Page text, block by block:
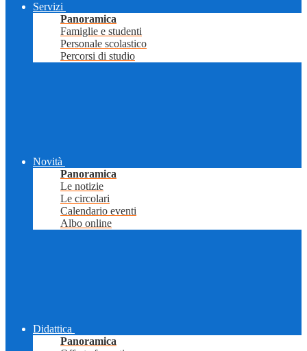
Servizi
Panoramica
Famiglie e studenti
Personale scolastico
Percorsi di studio
Novità
Panoramica
Le notizie
Le circolari
Calendario eventi
Albo online
Didattica
Panoramica